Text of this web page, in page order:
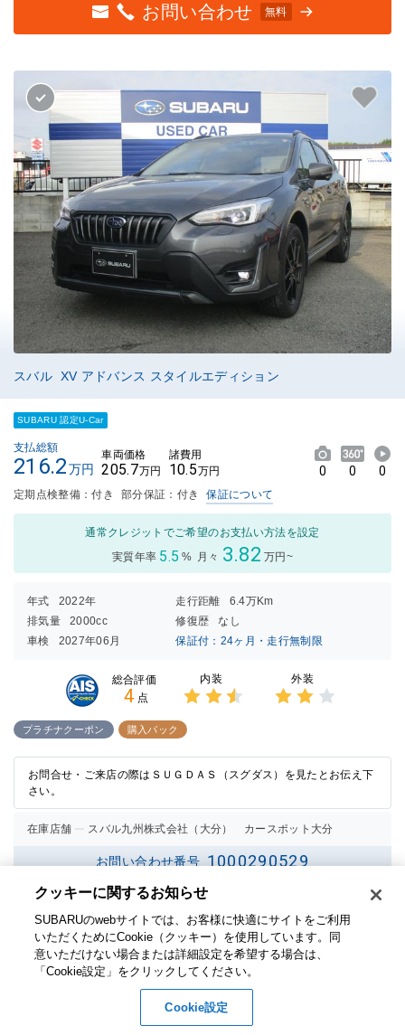
お問い合わせ 無料
スバル XV アドバンス スタイルエディション
SUBARU 認定U-Car
支払総額
216.2万円
車両価格
205.7万円
諸費用
10.5万円 0 0 0
定期点検整備：付き 部分保証：付き 保証について
通常クレジットでご希望のお支払い方法を設定
実質年率 5.5 % 月々 3.82 万円~
年式 2022年 走行距離
6.4万Km
排気量
2000cc 修復歴
なし
車検
2027年06月 保証付：24ヶ月・走行無制限
総合評価
4 点
内装
2.5点
外装
プラチナクーポン 購入パック
お問合せ・ご来店の際はＳＵＧＤＡＳ（スグダス）を見たとお伝え下
さい。
在庫店舗 スバル九州株式会社（大分） カースポット大分
お問い合わせ番号 1000290529
お問い合わせ
クッキーに関するお知らせ​
SUBARUのwebサイトでは、お客様に快適にサイトをご利用
いただくためにCookie（クッキー）を使用しています。​ 同
意いただけない場合または詳細設定を希望する場合は、
「Cookie設定」をクリックしてください。​
Cookie設定